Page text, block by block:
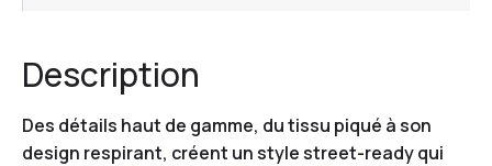
Description
Des détails haut de gamme, du tissu piqué à son
design respirant, créent un style street-ready qui